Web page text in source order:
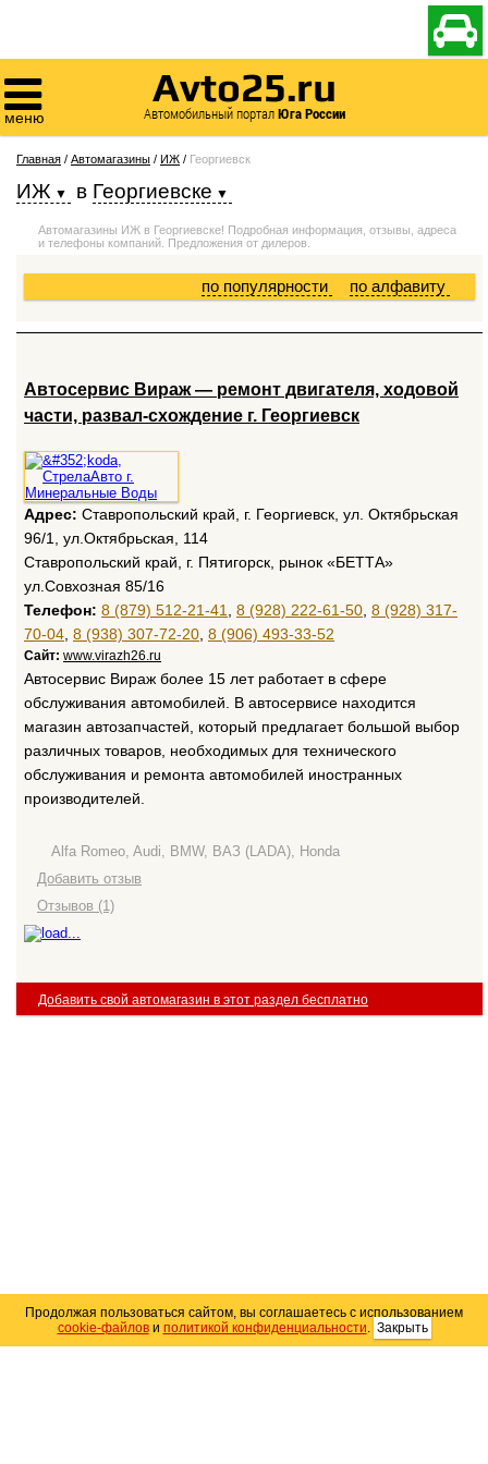


меню
Avto25.ru
Автомобильный порталЮга России
Главная / Автомагазины / ИЖ / Георгиевск
ИЖ в Георгиевске
Автомагазины ИЖ в Георгиевске! Подробная информация, отзывы, адреса
и телефоны компаний. Предложения от дилеров.
по алфавиту
по популярности
Автосервис Вираж — ремонт двигателя, ходовой
части, развал-схождение г. Георгиевск
Адрес: Ставропольский край, г. Георгиевск, ул. Октябрьская
96/1, ул.Октябрьская, 114
Ставропольский край, г. Пятигорск, рынок «БЕТТА»
ул.Совхозная 85/16
Телефон: 8 (879) 512-21-41 8 (928) 222-61-50 8 (928) 317-
70-04 8 (938) 307-72-20 8 (906) 493-33-52
Сайт: www.virazh26.ru
Автосервис Вираж более 15 лет работает в сфере
обслуживания автомобилей. В автосервисе находится
магазин автозапчастей, который предлагает большой выбор
различных товаров, необходимых для технического
обслуживания и ремонта автомобилей иностранных
производителей.
Alfa Romeo, Audi, BMW, ВАЗ (LADA), Honda
Добавить отзыв
Отзывов (1)
Добавить свой автомагазин в этот раздел бесплатно
Продолжая пользоваться сайтом, вы соглашаетесь с использованием
cookie-файлови политикой конфиденциальности. Закрыть